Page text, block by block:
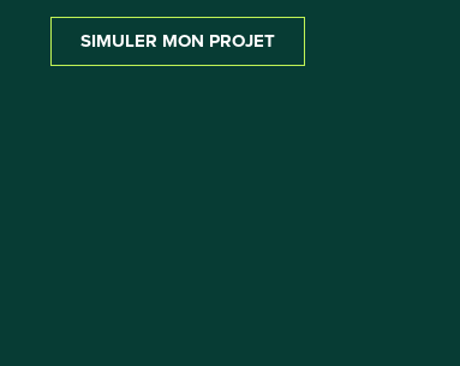
SIMULER MON PROJET